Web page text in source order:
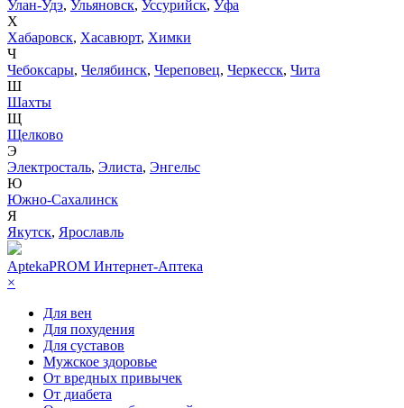
Улан-Удэ, Ульяновск, Уссурийск, Уфа
Х
Хабаровск, Хасавюрт, Химки
Ч
Чебоксары, Челябинск, Череповец, Черкесск, Чита
Ш
Шахты
Щ
Щелково
Э
Электросталь, Элиста, Энгельс
Ю
Южно-Сахалинск
Я
Якутск, Ярославль
AptekaPROM Интернет-Аптека
×
Для вен
Для похудения
Для суставов
Мужское здоровье
От вредных привычек
От диабета